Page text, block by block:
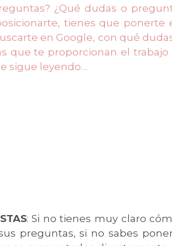
¿Qué dudas o
tienes que
en Google, con qué
que te proporcionan el
sigue leyendo…
: Si no tienes muy claro
preguntas, si no sabes